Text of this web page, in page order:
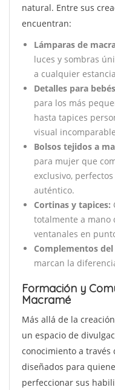
natural. Entre sus
encuentran:
Lámparas de
luces y sombras
a cualquier
Detalles para
para los más
hasta tapices
visual
Bolsos tejidos a
para mujer que
exclusivo,
auténtico.
Cortinas y tapices:
totalmente a mano
ventanales en
Complementos del
marcan la
Formación y
Macramé
Más allá de la
un espacio de
conocimiento a través
diseñados para
perfeccionar sus